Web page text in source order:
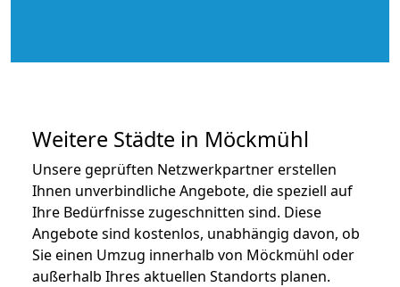
Weitere Städte in Möckmühl
Unsere geprüften Netzwerkpartner erstellen
Ihnen unverbindliche Angebote, die speziell auf
Ihre Bedürfnisse zugeschnitten sind. Diese
Angebote sind kostenlos, unabhängig davon, ob
Sie einen Umzug innerhalb von Möckmühl oder
außerhalb Ihres aktuellen Standorts planen.